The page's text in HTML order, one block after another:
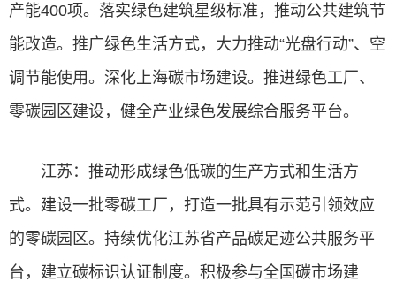
产能400项。落实绿色建筑星级标准，推动公共建筑节
能改造。推广绿色生活方式，大力推动“光盘行动”、空
调节能使用。深化上海碳市场建设。推进绿色工厂、
零碳园区建设，健全产业绿色发展综合服务平台。
江苏：推动形成绿色低碳的生产方式和生活方
式。建设一批零碳工厂，打造一批具有示范引领效应
的零碳园区。持续优化江苏省产品碳足迹公共服务平
台，建立碳标识认证制度。积极参与全国碳市场建